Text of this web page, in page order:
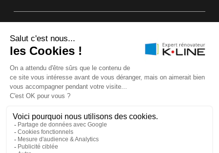
Annuaire Experts rénovateurs K•LINE
Mentions légales & CGU
Politique d’utilisation des cookies
Protection des données
Garanties K•LINE